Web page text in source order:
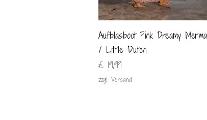
Schnellansicht
Aufblasboot Pink Dreamy
/ Little Dutch
Preis
€ 19,99
zzgl. Versand